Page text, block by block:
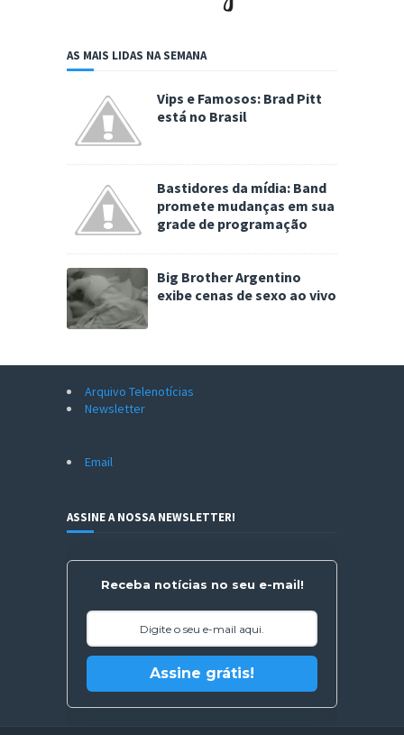
AS MAIS LIDAS NA SEMANA
Vips e Famosos: Brad Pitt
está no Brasil
Bastidores da mídia: Band
promete mudanças em sua
grade de programação
Big Brother Argentino
exibe cenas de sexo ao vivo
Arquivo Telenotícias
Newsletter
Email
ASSINE A NOSSA NEWSLETTER!
Receba notícias no seu e-mail!
Assine grátis!